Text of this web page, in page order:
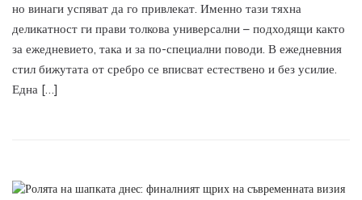
но винаги успяват да го привлекат. Именно тази тяхна
деликатност ги прави толкова универсални – подходящи както
за ежедневието, така и за по-специални поводи. В ежедневния
стил бижутата от сребро се вписват естествено и без усилие.
Една […]